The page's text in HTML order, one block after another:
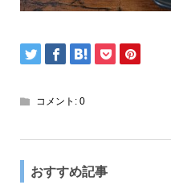
コメント: 0
おすすめ記事